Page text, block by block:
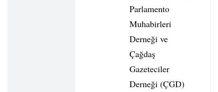
Parlamento
Muhabirleri
Derneği ve
Çağdaş
Gazeteciler
Derneği (ÇGD)